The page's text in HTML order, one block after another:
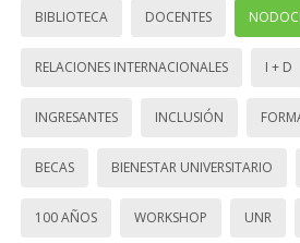
BIBLIOTECA DOCENTES
RELACIONES INTERNACIONALES I + D
INGRESANTES INCLUSIÓN
BECAS BIENESTAR UNIVERSITARIO
100 AÑOS WORKSHOP UNR